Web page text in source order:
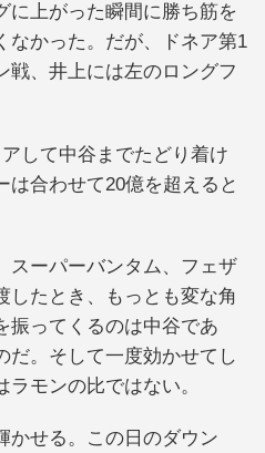
に上がった瞬間に勝ち筋を
なかった。だが、ドネア第1
戦、井上には左のロングフ
して中谷までたどり着け
は合わせて20億を超えると
ーパーバンタム、フェザ
したとき、もっとも変な角
振ってくるのは中谷であ
だ。そして一度効かせてし
モンの比ではない。
かせる。この日のダウン